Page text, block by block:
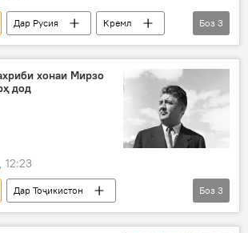
Дар Русия
Кремл
СММ
Боз 3
хонаи Мирзо
дод
12:23
Дар Тоҷикистон
Мирзо Турсунзода хона
Боз 3